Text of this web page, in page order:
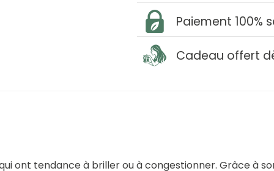
Paiement 100%
Cadeau offert
ont tendance à briller ou à congestionner. Grâce à